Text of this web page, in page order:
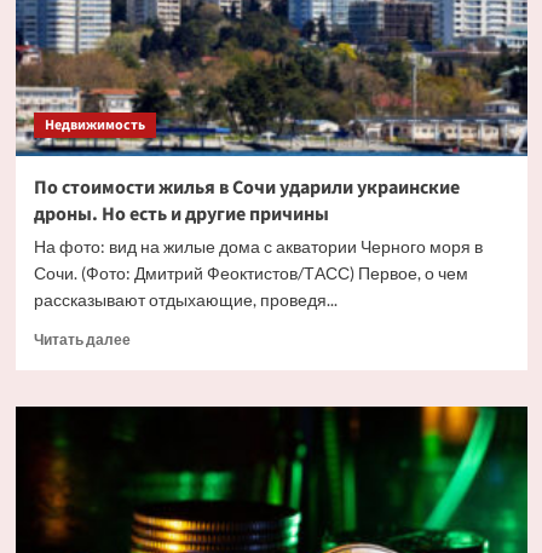
перевалила
за
триллион
рублей
Недвижимость
По стоимости жилья в Сочи ударили украинские
дроны. Но есть и другие причины
На фото: вид на жилые дома с акватории Черного моря в
Сочи. (Фото: Дмитрий Феоктистов/ТАСС) Первое, о чем
рассказывают отдыхающие, проведя...
Читать далееПрочитать
По
Сочи
ударили
украинские